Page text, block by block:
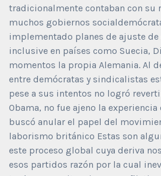
tradicionalmente contaban con su
muchos gobiernos
implementado planes de ajuste
inclusive en países como Suecia,
momentos la propia Alemania. Al
entre demócratas y sindicalistas
pese a sus intentos no logró
Obama, no fue ajeno la experiencia
buscó anular el papel del
laborismo británico Estas son
este proceso global cuya deriva
esos partidos razón por la cual